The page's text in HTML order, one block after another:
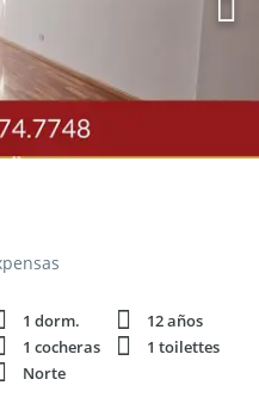
1 dorm.
12 años
1 cocheras
1 toilettes
Norte